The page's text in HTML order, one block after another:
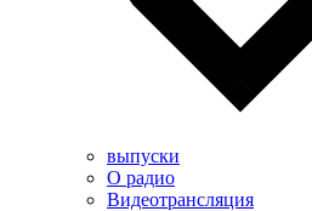
выпуски
О радио
Видеотрансляция